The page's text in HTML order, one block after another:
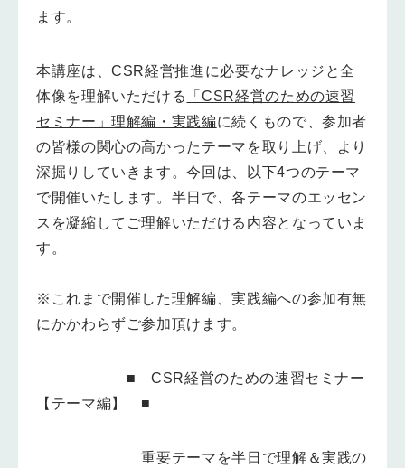
ます。
本講座は、CSR経営推進に必要なナレッジと全
体像を理解いただける
「CSR経営のための速習
セミナー」理解編・実践編に続くもので、参加者
の皆様の関心の高かったテーマを取り上げ、より
深掘りしていきます。今回は、以下4つのテーマ
で開催いたします。半日で、各テーマのエッセン
スを凝縮してご理解いただける内容となっていま
す。
※これまで開催した理解編、実践編への参加有無
にかかわらずご参加頂けます。
■CSR経営のための速習セミナー
【テーマ編】
■
重要テーマを半日で理解＆実践の